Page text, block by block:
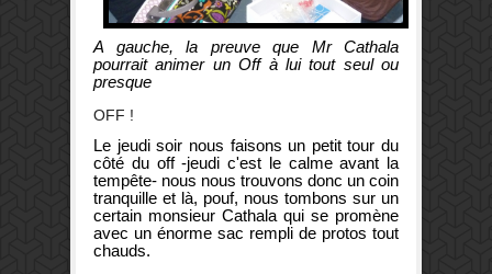
A gauche, la preuve que Mr Cathala
pourrait animer un Off à lui tout seul ou
presque
OFF !
Le jeudi soir nous faisons un petit tour du
côté du off -jeudi c'est le calme avant la
tempête- nous nous trouvons donc un coin
tranquille et là, pouf, nous tombons sur un
certain monsieur Cathala qui se promène
avec un énorme sac rempli de protos tout
chauds.